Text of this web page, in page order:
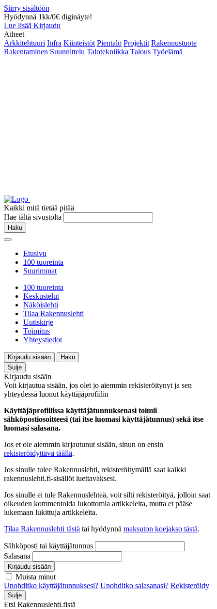
Siirry sisältöön
Hyödynnä 1kk/0€ diginäyte!
Lue lisää Kirjaudu
Aiheet
Arkkitehtuuri Infra Kiinteistöt Pientalo Projektit Rakennustuote
Rakentaminen Suunnittelu Talotekniikka Talous Työelämä
Kaikki mitä tietää pitää
Hae tältä sivustolta
Haku
Etusivu
100 tuoreinta
Suurimmat
100 tuoreinta
Keskustelut
Näköislehti
Tilaa Rakennuslehti
Uutiskirje
Toimitus
Yhteystiedot
Kirjaudu sisään
Haku
Sulje
Kirjaudu sisään
Voit kirjautua sisään, jos olet jo aiemmin rekisteröitynyt ja sen
yhteydessä luonut käyttäjäprofiilin
Käyttäjäprofiilissa käyttäjätunnuksenasi toimii
sähköpostiosoitteesi (tai itse luomasi käyttäjätunnus) sekä itse
luomasi salasana.
Jos et ole aiemmin kirjautunut sisään, sinun on ensin
rekisteröidyttävä täällä.
Jos sinulle tulee Rakennuslehti, rekisteröitymällä saat kaikki
rakennuslehti.fi-sisällöt luettavaksesi.
Jos sinulle ei tule Rakennuslehteä, voit silti rekisteröityä, jolloin saat
oikeuden kommentoida lukottomia artikkeleita, mutta et pääse
lukemaan lukittuja artikkeleita.
Tilaa Rakennuslehti tästä tai hyödynnä maksuton koejakso tästä.
Sähköposti tai käyttäjätunnus
Salasana
Kirjaudu sisään
Muista minut
Unohditko käyttäjätunnuksesi? Unohditko salasanasi? Rekisteröidy
Sulje
Etsi Rakennuslehti.fistä